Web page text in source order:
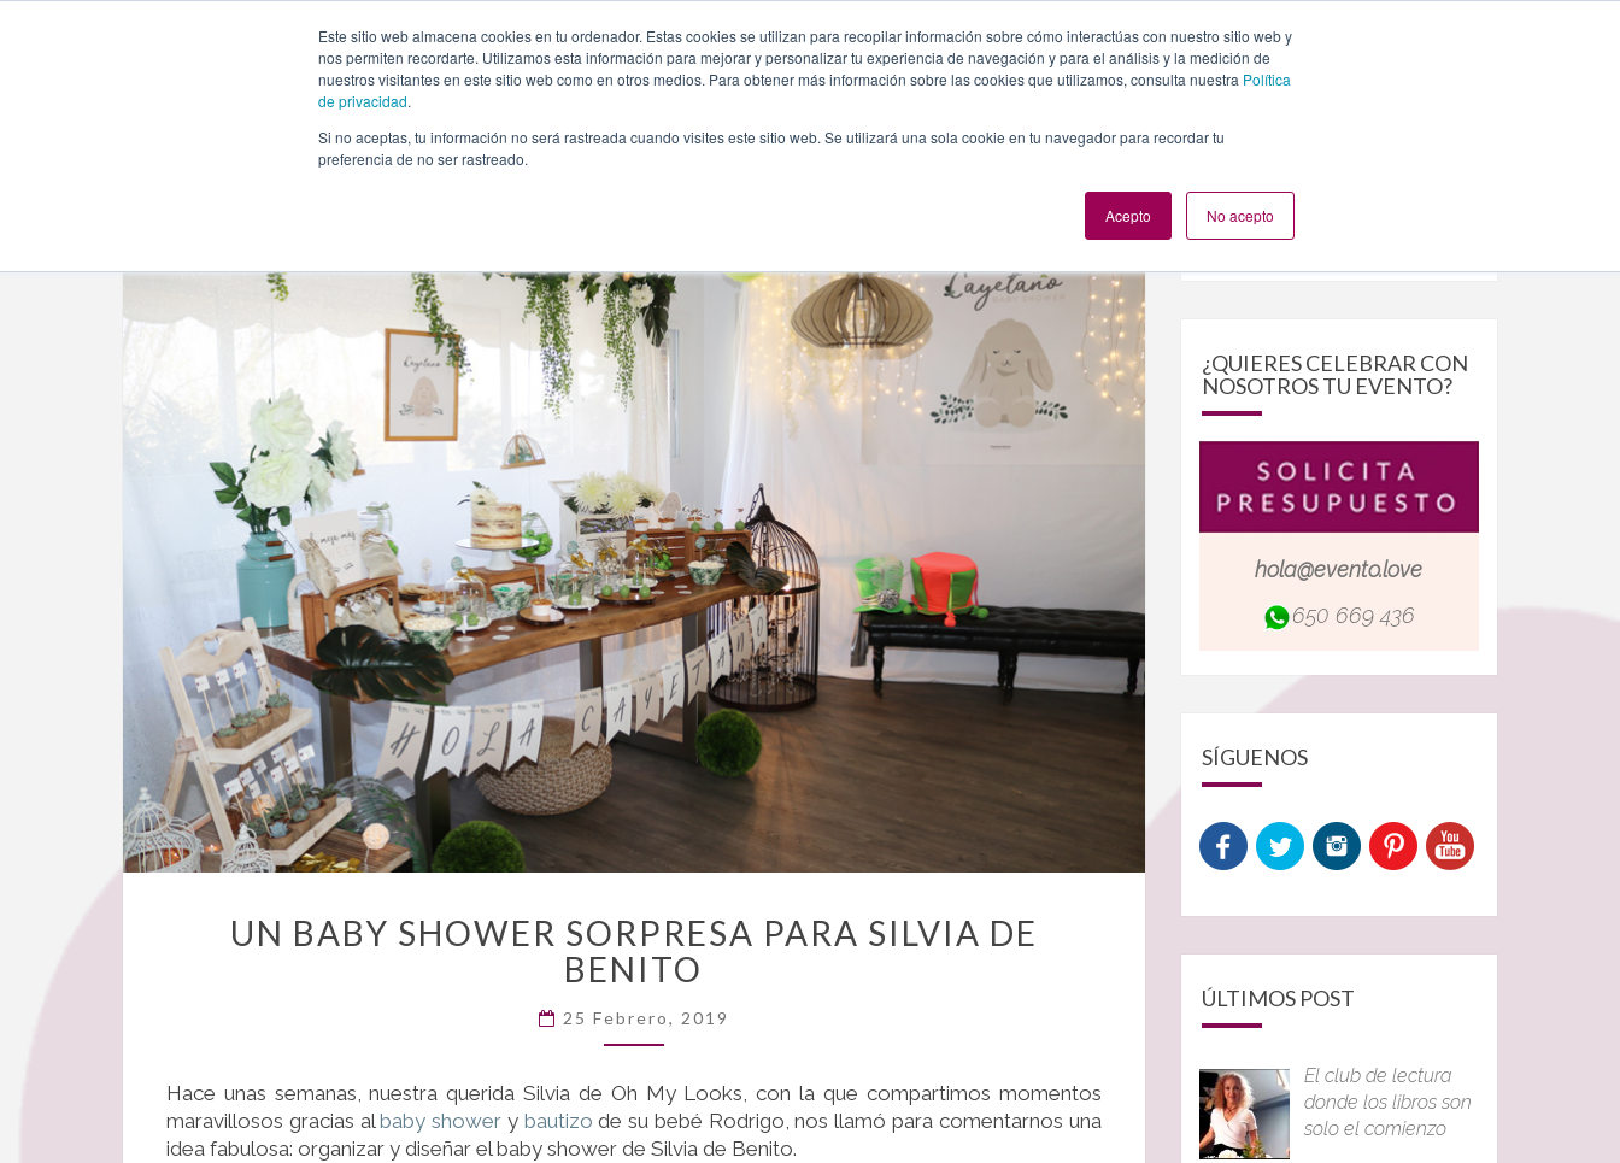
Este sitio web almacena cookies en tu ordenador. Estas cookies se utilizan para recopilar información sobre cómo interactúas con nuestro sitio web y
nos permiten recordarte. Utilizamos esta información para mejorar y personalizar tu experiencia de navegación y para el análisis y la medición de
nuestros visitantes en este sitio web como en otros medios. Para obtener más información sobre las cookies que utilizamos, consulta nuestra Política
de privacidad.
Si no aceptas, tu información no será rastreada cuando visites este sitio web. Se utilizará una sola cookie en tu navegador para recordar tu
preferencia de no ser rastreado.
Acepto No acepto
INICIO QUIÉNES SOMOS TE OFRECEMOS PLANES NUESTROS EVENTOS
Nuestros eventos»Un baby shower sorpresa para Silvia de Benito
BABY
SHOWER
PARA
DE
BENITO
UN BABY SHOWER SORPRESA PARA SILVIA DE
BENITO
25 Febrero, 2019
Hace unas semanas, nuestra querida Silvia de Oh My Looks, con la que compartimos momentos
maravillosos gracias albaby shower y bautizo de su bebé Rodrigo, nos llamó para comentarnos una
idea fabulosa: organizar y diseñar el baby shower de Silvia de Benito.
Buscar
¿QUIERES CELEBRAR CON
NOSOTROS TU EVENTO?
hola@evento.love
650 669 436
SÍGUENOS
ÚLTIMOS POST
El club de lectura
donde los libros son
solo el comienzo